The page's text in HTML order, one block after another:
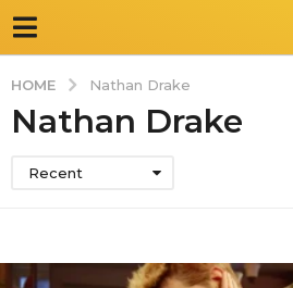
HOME Nathan Drake
Nathan Drake
Recent